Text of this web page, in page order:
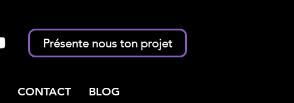
Présente nous ton projet
CONTACT BLOG